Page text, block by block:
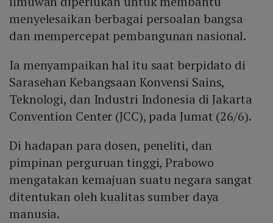
menyelesaikan berbagai persoalan bangsa
dan mempercepat pembangunan nasional.
Ia menyampaikan hal itu saat berpidato di
Sarasehan Kebangsaan Konvensi Sains,
Teknologi, dan Industri Indonesia di Jakarta
Convention Center (JCC), pada Jumat (26/6).
Di hadapan para dosen, peneliti, dan
pimpinan perguruan tinggi, Prabowo
mengatakan kemajuan suatu negara sangat
ditentukan oleh kualitas sumber daya
manusia.